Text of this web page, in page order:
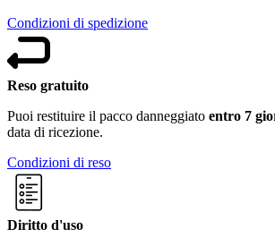
Condizioni di spedizione
Reso gratuito
Puoi restituire il pacco danneggiato entro 7
data di ricezione.
Condizioni di reso
Diritto d'uso